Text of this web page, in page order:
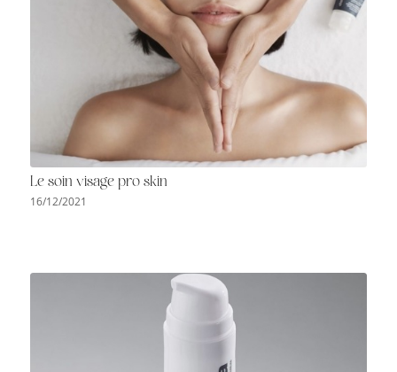
Le soin visage pro skin
16/12/2021